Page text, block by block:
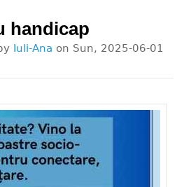
handicap
Iuli-Ana on Sun, 2025-06-01